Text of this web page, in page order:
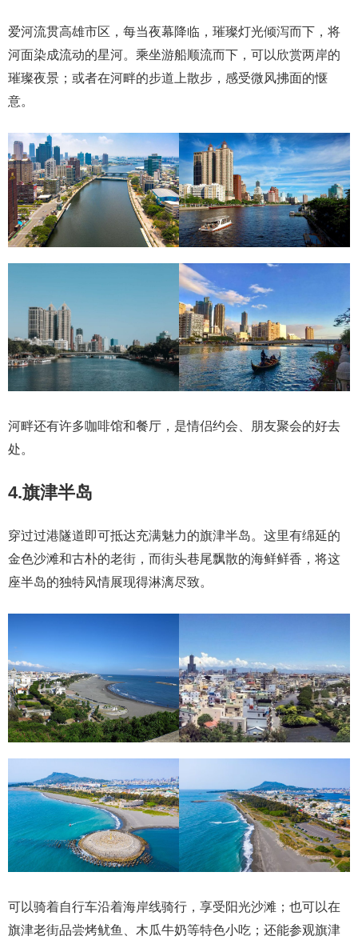
爱河流贯高雄市区，每当夜幕降临，璀璨灯光倾泻而下，将
河面染成流动的星河。乘坐游船顺流而下，可以欣赏两岸的
璀璨夜景；或者在河畔的步道上散步，感受微风拂面的惬
意。
河畔还有许多咖啡馆和餐厅，是情侣约会、朋友聚会的好去
处。
4.旗津半岛
穿过过港隧道即可抵达充满魅力的旗津半岛。这里有绵延的
金色沙滩和古朴的老街，而街头巷尾飘散的海鲜鲜香，将这
座半岛的独特风情展现得淋漓尽致。
可以骑着自行车沿着海岸线骑行，享受阳光沙滩；也可以在
旗津老街品尝烤鱿鱼、木瓜牛奶等特色小吃；还能参观旗津